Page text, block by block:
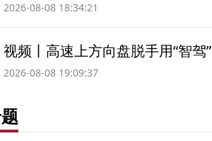
2026-08-08 18:34:21
视频丨高速上方向盘脱手用“智驾
2026-08-08 19:09:37